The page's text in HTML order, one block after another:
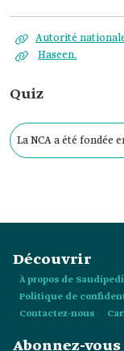
Autorité
Haseen.
Quiz
La NCA a été fondée
Découvrir
À propos de
Politique de
Contactez-nous
Abonnez-